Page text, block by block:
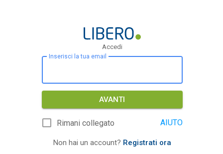
Accedi
Inserisci la tua email
AVANTI
Rimani collegato AIUTO
Non hai un account? Registrati ora